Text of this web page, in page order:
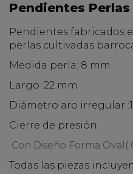
Pendientes
Pendientes fabricados
perlas cultivadas
Medida perla: 8 mm
Largo :22 mm
Diámetro aro irregular
Cierre de presión
Con Diseño Forma
Todas las piezas